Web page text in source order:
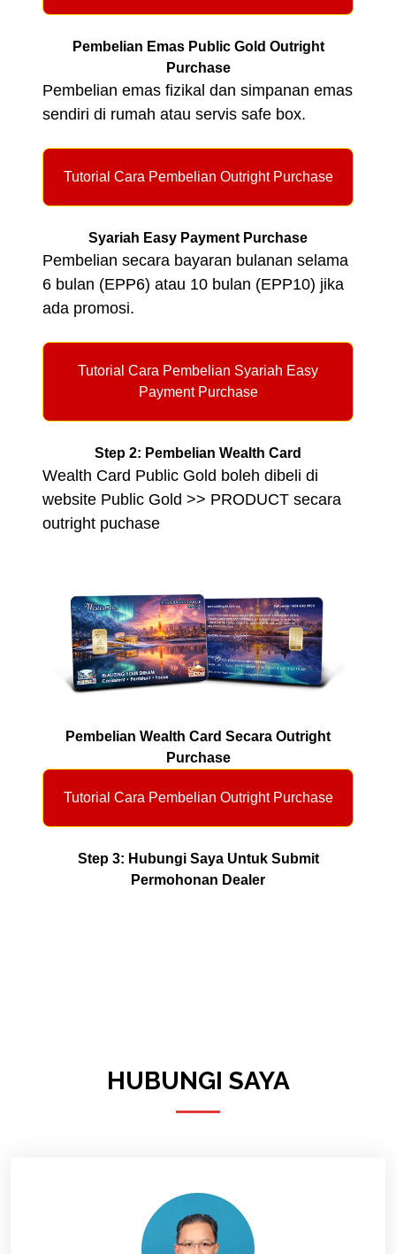
Pembelian Emas Public Gold Outright
Purchase
Pembelian emas fizikal dan simpanan emas
sendiri di rumah atau servis safe box.
Tutorial Cara Pembelian Outright Purchase
Syariah Easy Payment Purchase
Pembelian secara bayaran bulanan selama
6 bulan (EPP6) atau 10 bulan (EPP10) jika
ada promosi.
Tutorial Cara Pembelian Syariah Easy
Payment Purchase
Step 2: Pembelian Wealth Card
Wealth Card Public Gold boleh dibeli di
website Public Gold >> PRODUCT secara
outright puchase
Pembelian Wealth Card Secara Outright
Purchase
Tutorial Cara Pembelian Outright Purchase
Step 3: Hubungi Saya Untuk Submit
Permohonan Dealer
HUBUNGI SAYA